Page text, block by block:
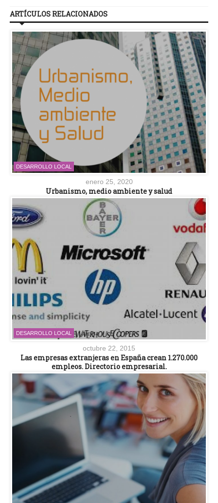
ARTÍCULOS RELACIONADOS
DESARROLLO LOCAL
enero 25, 2020
Urbanismo, medio ambiente y salud
DESARROLLO LOCAL
octubre 22, 2015
Las empresas extranjeras en España crean 1.270.000
empleos. Directorio empresarial.